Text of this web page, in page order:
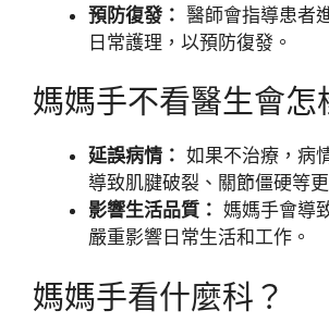
預防復發： 醫師會指導患者
日常護理，以預防復發。
媽媽手不看醫生會怎
延誤病情： 如果不治療，病
導致肌腱破裂、關節僵硬等
影響生活品質： 媽媽手會導
嚴重影響日常生活和工作。
媽媽手看什麼科？